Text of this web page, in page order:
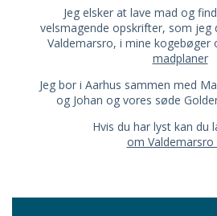
Jeg elsker at lave mad og
velsmagende opskrifter, som jeg
Valdemarsro, i mine kogebøger
madplaner
Jeg bor i Aarhus sammen med
og Johan og vores søde
Hvis du har lyst kan du
om Valdemarsro